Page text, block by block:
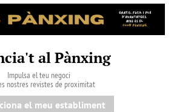
al Pànxing
Impulsa el teu negoci
nostres revistes de proximitat
el meu establiment